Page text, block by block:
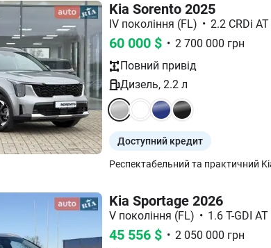
Kia Sorento 2025
IV покоління (FL) • 2.2 CRDi
60 000 $ • 2 700 000 грн
Повний привід
Дизель, 2.2 л
Доступний кредит
Kia Sportage 2026
V покоління (FL) • 1.6 T-GDI
45 556 $ • 2 050 000 грн